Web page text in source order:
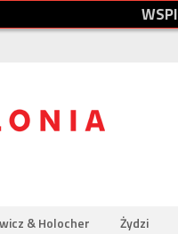
WSPI
& Holocher Żydzi